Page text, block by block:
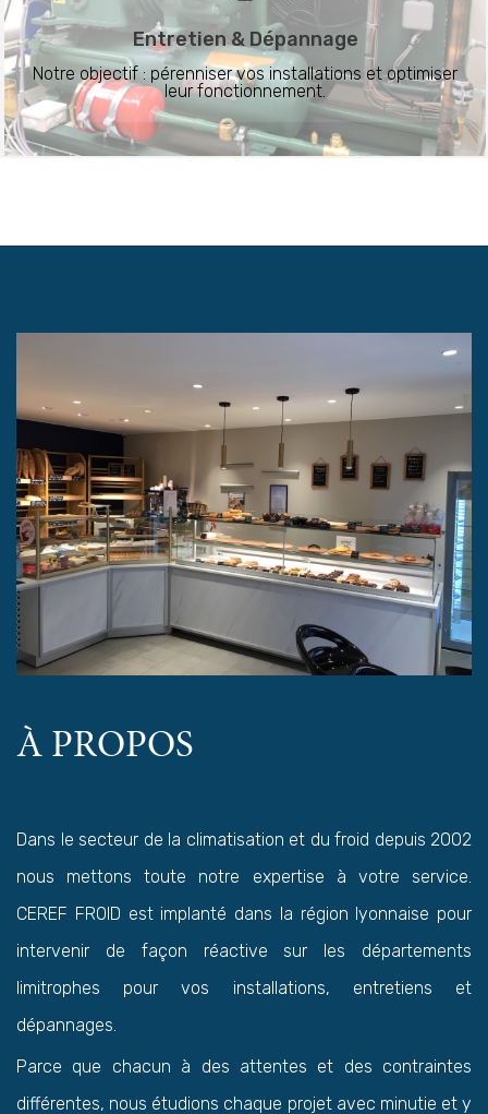
Entretien & Dépannage
Notre objectif : pérenniser vos installations et optimiser
leur fonctionnement.
À PROPOS
Dans le secteur de la climatisation et du froid depuis 2002
nous mettons toute notre expertise à votre service.
CEREF FROID est implanté dans la région lyonnaise pour
intervenir de façon réactive sur les départements
limitrophes pour vos installations, entretiens et
dépannages.
Parce que chacun à des attentes et des contraintes
différentes, nous étudions chaque projet avec minutie et y